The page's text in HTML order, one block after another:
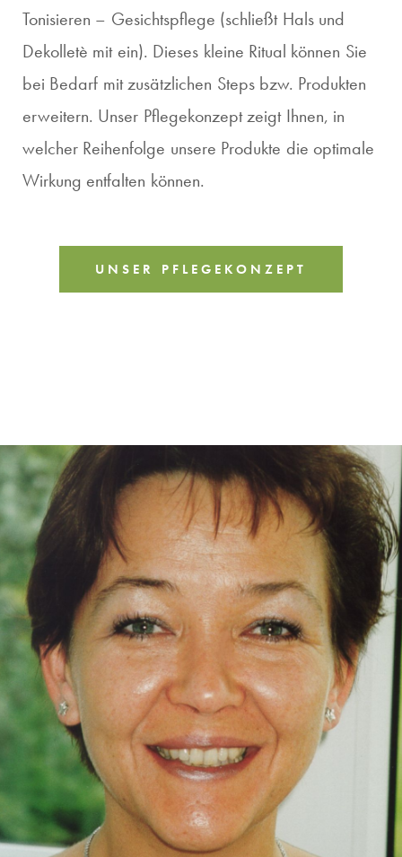
Tonisieren – Gesichtspflege (schließt Hals und
Dekolletè mit ein). Dieses kleine Ritual können Sie
bei Bedarf mit zusätzlichen Steps bzw. Produkten
erweitern. Unser Pflegekonzept zeigt Ihnen, in
welcher Reihenfolge unsere Produkte die optimale
Wirkung entfalten können.
UNSER PFLEGEKONZEPT